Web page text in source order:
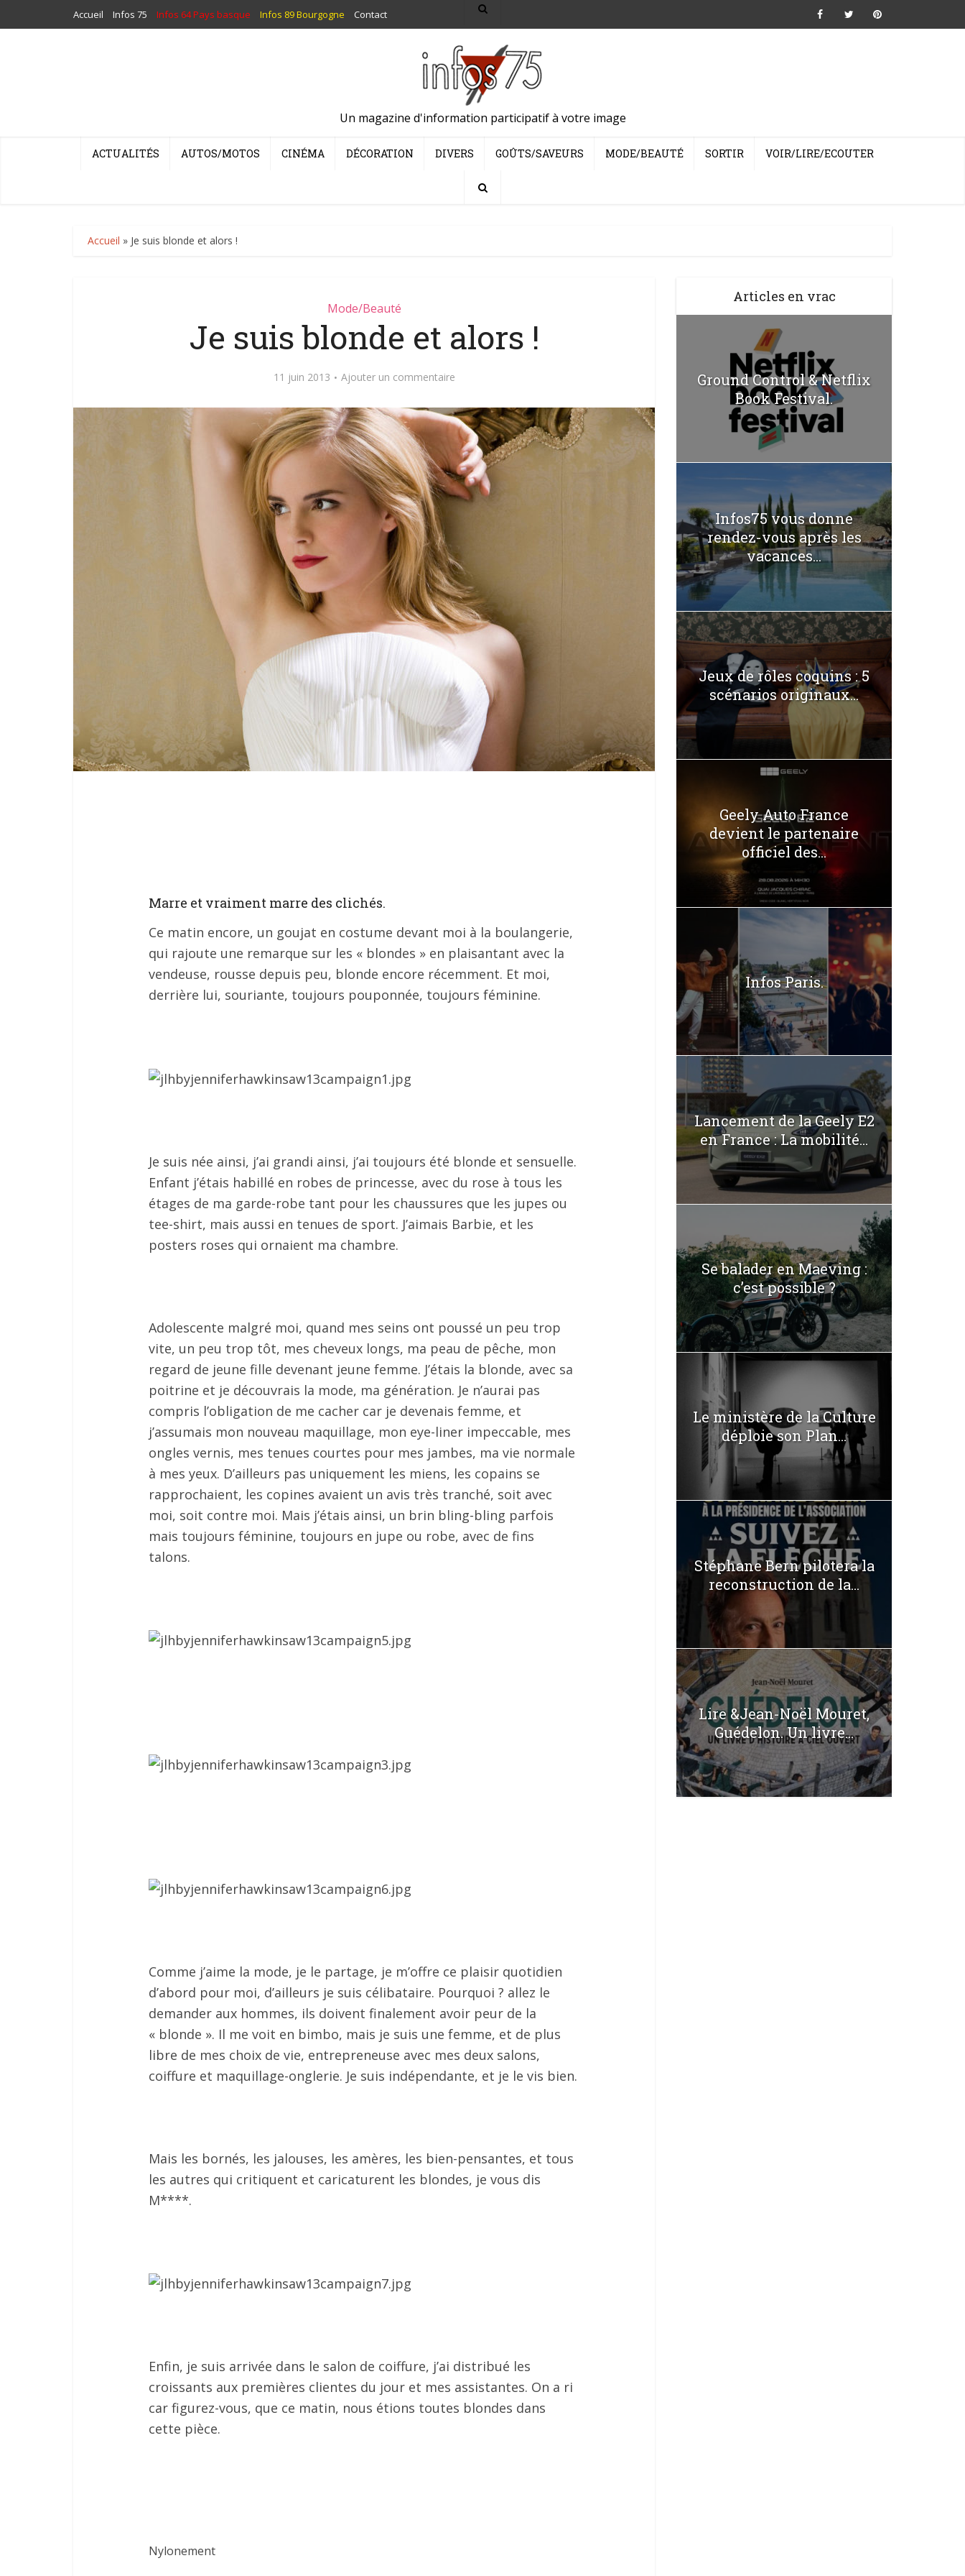
Accueil Infos 75 Infos 64 Pays basque Infos 89 Bourgogne Contact
Un magazine d'information participatif à votre image
ACTUALITÉS AUTOS/MOTOS CINÉMA DÉCORATION DIVERS GOÛTS/SAVEURS MODE/BEAUTÉ SORTIR VOIR/LIRE/ECOUTER
Accueil » Je suis blonde et alors !
Mode/Beauté
Je suis blonde et alors !
11 juin 2013 Ajouter un commentaire
Marre et vraiment marre des clichés.
Ce matin encore, un goujat en costume devant moi à la boulangerie,
qui rajoute une remarque sur les « blondes » en plaisantant avec la
vendeuse, rousse depuis peu, blonde encore récemment. Et moi,
derrière lui, souriante, toujours pouponnée, toujours féminine.
Je suis née ainsi, j’ai grandi ainsi, j’ai toujours été blonde et sensuelle.
Enfant j’étais habillé en robes de princesse, avec du rose à tous les
étages de ma garde-robe tant pour les chaussures que les jupes ou
tee-shirt, mais aussi en tenues de sport. J’aimais Barbie, et les
posters roses qui ornaient ma chambre.
Adolescente malgré moi, quand mes seins ont poussé un peu trop
vite, un peu trop tôt, mes cheveux longs, ma peau de pêche, mon
regard de jeune fille devenant jeune femme. J’étais la blonde, avec sa
poitrine et je découvrais la mode, ma génération. Je n’aurai pas
compris l’obligation de me cacher car je devenais femme, et
j’assumais mon nouveau maquillage, mon eye-liner impeccable, mes
ongles vernis, mes tenues courtes pour mes jambes, ma vie normale
à mes yeux. D’ailleurs pas uniquement les miens, les copains se
rapprochaient, les copines avaient un avis très tranché, soit avec
moi, soit contre moi. Mais j’étais ainsi, un brin bling-bling parfois
mais toujours féminine, toujours en jupe ou robe, avec de fins
talons.
Comme j’aime la mode, je le partage, je m’offre ce plaisir quotidien
d’abord pour moi, d’ailleurs je suis célibataire. Pourquoi ? allez le
demander aux hommes, ils doivent finalement avoir peur de la
« blonde ». Il me voit en bimbo, mais je suis une femme, et de plus
libre de mes choix de vie, entrepreneuse avec mes deux salons,
coiffure et maquillage-onglerie. Je suis indépendante, et je le vis bien.
Mais les bornés, les jalouses, les amères, les bien-pensantes, et tous
les autres qui critiquent et caricaturent les blondes, je vous dis
M****.
Enfin, je suis arrivée dans le salon de coiffure, j’ai distribué les
croissants aux premières clientes du jour et mes assistantes. On a ri
car figurez-vous, que ce matin, nous étions toutes blondes dans
cette pièce.
Nylonement
Articles en vrac
Ground Control & Netflix
Book Festival.
Infos75 vous donne
rendez-vous après les
vacances...
Jeux de rôles coquins : 5
scénarios originaux...
Geely Auto France
devient le partenaire
officiel des...
Infos Paris.
Lancement de la Geely E2
en France : La mobilité...
Se balader en Maeving :
c’est possible ?
Le ministère de la Culture
déploie son Plan...
Stéphane Bern pilotera la
reconstruction de la...
Lire &Jean-Noël Mouret,
Guédelon. Un livre...